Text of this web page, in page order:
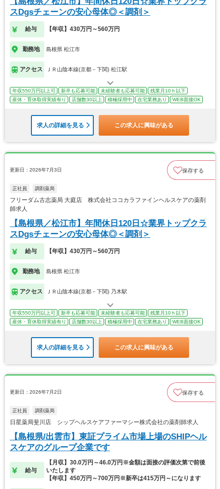
スDgsチェーンの安心母体◎＜調剤＞
給与 【年収】430万円～560万円
勤務地 島根県 松江市
アクセス ＪＲ山陰本線(京都－下関) 松江駅
年収550万円以上可 新卒も応募可能 未経験者も応募可能
残業月10ｈ以下
産休・育休取得実績有り
店舗数30以上 積極採用中 在宅業務あり WEB面接OK
求人の詳細を見る この求人に興味がある
更新日：2026年7月3日 保存する
正社員 調剤薬局
フリーダム古志薬局 大庭店 株式会社ココカラファインヘルスケアの薬剤
師求人
【島根県／松江市】年間休日120日☆業界トップクラ
スDgsチェーンの安心母体◎＜調剤＞
給与 【年収】430万円～560万円
勤務地 島根県 松江市
アクセス ＪＲ山陰本線(京都－下関) 乃木駅
年収550万円以上可 新卒も応募可能 未経験者も応募可能
残業月10ｈ以下
産休・育休取得実績有り
店舗数30以上 積極採用中 在宅業務あり WEB面接OK
求人の詳細を見る この求人に興味がある
更新日：2026年7月2日 保存する
正社員 調剤薬局
日星薬局斐川店 シップヘルスケアファーマシー株式会社の薬剤師求人
【島根県/出雲市】東証プライム市場上場のSHIPヘル
スケアのグループ企業です
給与
【月収】30.0万円～46.0万円※金額は面接の評価次第で前後
いたします
【年収】450万円～700万円※新卒は415万円～になります